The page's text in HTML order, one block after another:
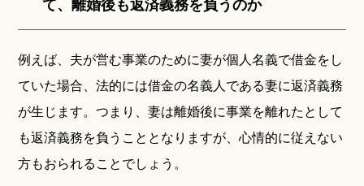
例えば、夫が営む事業のために妻が個人名義で借金をし
ていた場合、法的には借金の名義人である妻に返済義務
が生じます。つまり、妻は離婚後に事業を離れたとして
も返済義務を負うこととなりますが、心情的に従えない
方もおられることでしょう。